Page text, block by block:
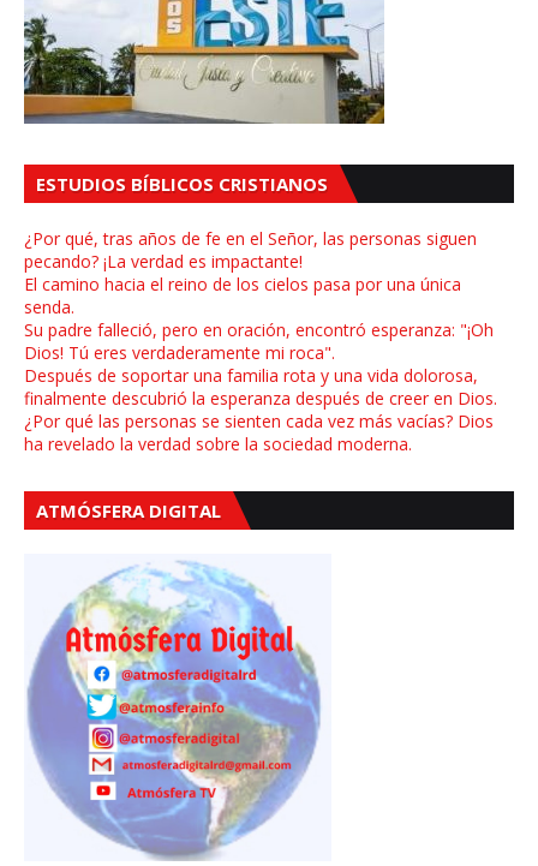
ESTUDIOS BÍBLICOS CRISTIANOS
¿Por qué, tras años de fe en el Señor, las personas siguen
pecando? ¡La verdad es impactante!
El camino hacia el reino de los cielos pasa por una única
senda.
Su padre falleció, pero en oración, encontró esperanza: "¡Oh
Dios! Tú eres verdaderamente mi roca".
Después de soportar una familia rota y una vida dolorosa,
finalmente descubrió la esperanza después de creer en Dios.
¿Por qué las personas se sienten cada vez más vacías? Dios
ha revelado la verdad sobre la sociedad moderna.
ATMÓSFERA DIGITAL